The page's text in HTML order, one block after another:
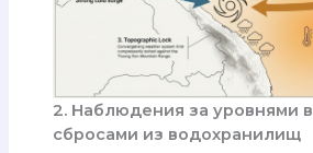
2. Наблюдения за уровнями
сбросами из водохранилищ